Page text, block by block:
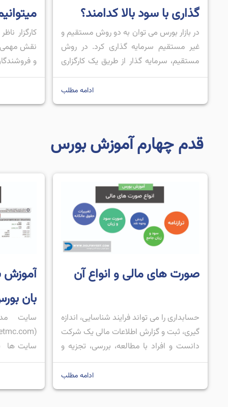
گذاری با سود بالا کدامند؟
در بازار بورس می توان به دو روش مستقیم و
غیر مستقیم سرمایه گذاری کرد. در روش
مستقیم، سرمایه گذار از طریق یک کارگزاری
اقدام به سرمایه گذاری می کند؛ اما در روش
غیر مستقیم نیازی نیست که سرمایه گذار
اقدام به سرمایه گذاری کند، بلکه سرمایه
ادامه مطلب
کارگزار
نقش مهمی
و
یا حقوقی
بفروش
در جایی
قدم چهارم آموزش بورس
صورت های مالی و انواع آن
حسابداری را می تواند فرایند شناسایی، اندازه
گیری، ثبت و گزارش اطلاعات مالی یک شرکت
دانست و افراد با مطالعه، بررسی، تجزیه و
تحلیل آن ها قضاوت و تصمیم ‌گیری بهتری را
نسبت به شرایط یک شرکت داشته باشند.
نتیجه فرایند حسابداری یک شرکت در قالب
ادامه مطلب
بان
سایت
سایت ها
بازار
بخش های
تواند